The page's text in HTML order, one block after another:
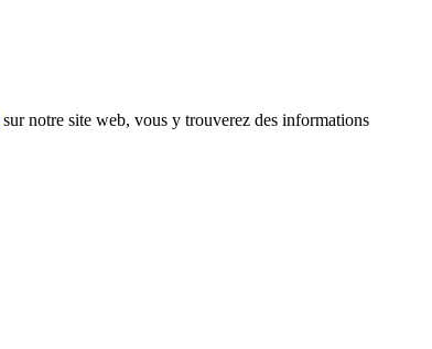
sur notre site web, vous y trouverez des informations